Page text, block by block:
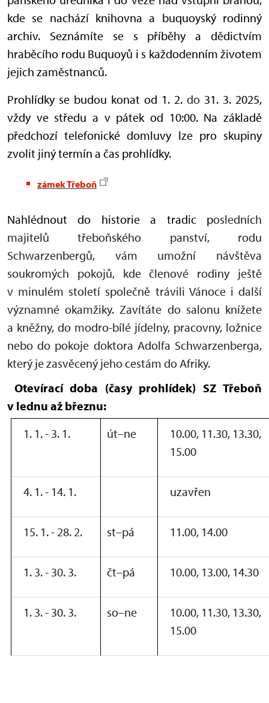
kde se nachází knihovna a buquoyský rodinný
archiv. Seznámíte se s příběhy a dědictvím
hraběcího rodu Buquoyů i s každodenním životem
jejich zaměstnanců.
Prohlídky se budou konat od 1. 2. do 31. 3. 2025,
vždy ve středu a v pátek od 10:00. Na základě
předchozí telefonické domluvy lze pro skupiny
zvolit jiný termín a čas prohlídky.
zámek Třeboň
Nahlédnout do historie a tradic posledních
majitelů třeboňského panství, rodu
Schwarzenbergů, vám umožní návštěva
soukromých pokojů, kde členové rodiny ještě
v minulém století společně trávili Vánoce i další
významné okamžiky. Zavítáte do salonu knížete
a kněžny, do modro-bílé jídelny, pracovny, ložnice
nebo do pokoje doktora Adolfa Schwarzenberga,
který je zasvěcený jeho cestám do Afriky.
Otevírací doba (časy prohlídek) SZ Třeboň
v lednu až březnu:
1. 1. - 3. 1.
út–ne
10.00, 11.30, 13.30,
15.00
4. 1. - 14. 1. uzavřen
15. 1. - 28. 2. st–pá 11.00, 14.00
1. 3. - 30. 3. čt–pá 10.00, 13.00, 14.30
1. 3. - 30. 3. so–ne
10.00, 11.30, 13.30,
15.00